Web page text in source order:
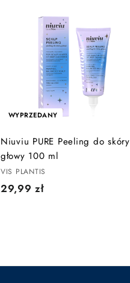
WYPRZEDANY
Niuviu PURE Peeling do skóry
głowy 100 ml
VIS PLANTIS
29,99 zł2
z